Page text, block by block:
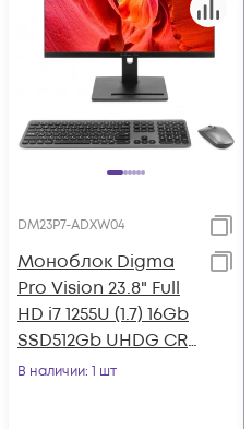
DM23P7-ADXW04
Моноблок Digma
Pro Vision 23.8" Full
HD i7 1255U (1.7) 16Gb
SSD512Gb UHDG CR
Windows 11 Pro Eth
В наличии: 1 шт